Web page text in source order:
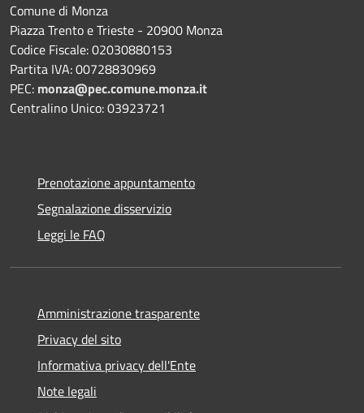
Comune di Monza
Piazza Trento e Trieste - 20900 Monza
Codice Fiscale: 02030880153
Partita IVA: 00728830969
PEC: monza@pec.comune.monza.it
Centralino Unico: 03923721
Prenotazione appuntamento
Segnalazione disservizio
Leggi le FAQ
Amministrazione trasparente
Privacy del sito
Informativa privacy dell'Ente
Note legali